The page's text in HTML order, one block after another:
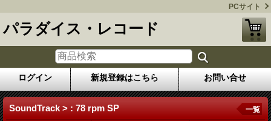
PCサイト
パラダイス・レコード
ログイン 新規登録はこちら お問い合せ
SoundTrack > : 78 rpm SP 一覧